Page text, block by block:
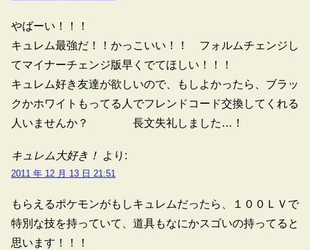
やばーい！！！
キュレム最強だ！！かっこいい！！ フォルムチェンジし
てマイナーチェンジ版早くでてほしい！！！
キュレム好き友達が欲しいので、もしよかったら、ブラッ
クかホワイトもってる人でフレンドコード交換してくれる
人いませんか？ 長文失礼しました…！
キュレム大好き！ より:
2011 年 12 月 13 日 21:51
もらえるポケモンがもしキュレムだったら、１００ＬＶで
特別な技を持っていて、道具もなにかスゴいの持ってると
思います！！！